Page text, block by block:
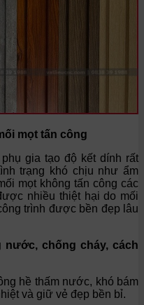
mọt tấn công
gia tạo độ kết dính rất
trạng khó chịu như ẩm
mọt không tấn công các
nhiều thiệt hại do mối
trình được bền đẹp lâu
nước, chống cháy, cách
hề thấm nước, khó bám
và giữ vẻ đẹp bền bỉ.